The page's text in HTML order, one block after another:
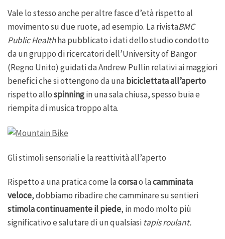
Vale lo stesso anche per altre fasce d’età rispetto al
movimento su due ruote, ad esempio. La rivistaBMC
Public Healthha pubblicato i dati dello studio condotto
da un gruppo di ricercatori dell’University of Bangor
(Regno Unito) guidati da Andrew Pullin relativi ai maggiori
benefici che si ottengono da una biciclettata all’aperto
rispetto allospinningin una sala chiusa, spesso buia e
riempita di musica troppo alta.
Gli stimoli sensoriali e la reattività all’aperto
Rispetto a una pratica come lacorsao lacamminata
veloce, dobbiamo ribadire che camminare su sentieri
stimola continuamente il piede, in modo molto più
significativo e salutare di un qualsiasi tapis roulant.